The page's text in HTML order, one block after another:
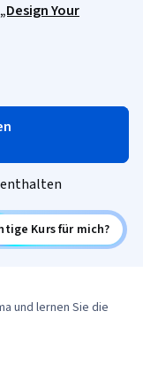
Your
enthalten
Kurs für mich?
und lernen Sie die